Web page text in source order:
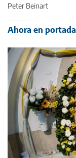
Peter Beinart
Ahora en portada